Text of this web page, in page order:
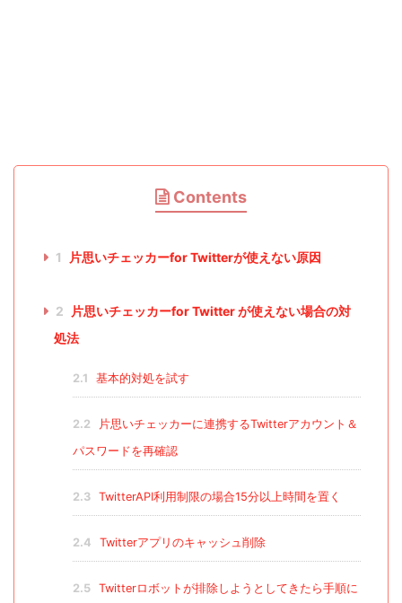
Contents
1 片思いチェッカーfor Twitterが使えない原因
2
片思いチェッカーfor Twitter が使えない場合の対
処法
2.1 基本的対処を試す
2.2
片思いチェッカーに連携するTwitterアカウント＆
パスワードを再確認
2.3 TwitterAPI利用制限の場合15分以上時間を置く
2.4 Twitterアプリのキャッシュ削除
2.5
Twitterロボットが排除しようとしてきたら手順に